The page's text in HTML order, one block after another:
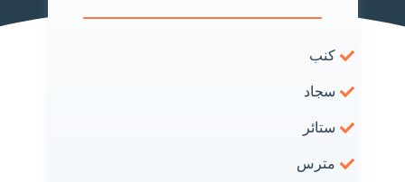
كنب
سجاد
ستائر
مترس